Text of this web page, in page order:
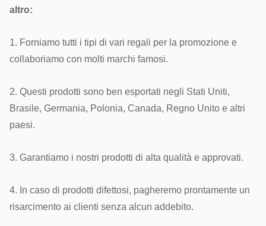
altro:
1. Forniamo tutti i tipi di vari regali per la promozione e
collaboriamo con molti marchi famosi.
2. Questi prodotti sono ben esportati negli Stati Uniti,
Brasile, Germania, Polonia, Canada, Regno Unito e altri
paesi.
3. Garantiamo i nostri prodotti di alta qualità e approvati.
4. In caso di prodotti difettosi, pagheremo prontamente un
risarcimento ai clienti senza alcun addebito.